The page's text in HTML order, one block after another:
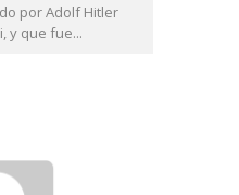
por Adolf Hitler
y que fue...